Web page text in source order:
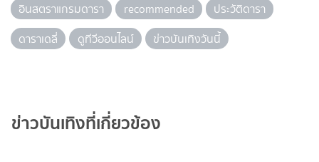
อินสตราแกรมดารา
recommended
ประวัติดารา
ดาราเดลี่
ดูทีวีออนไลน์ ข่าวบันเทิงวันนี้
ข่าวบันเทิงที่เกี่ยวข้อง